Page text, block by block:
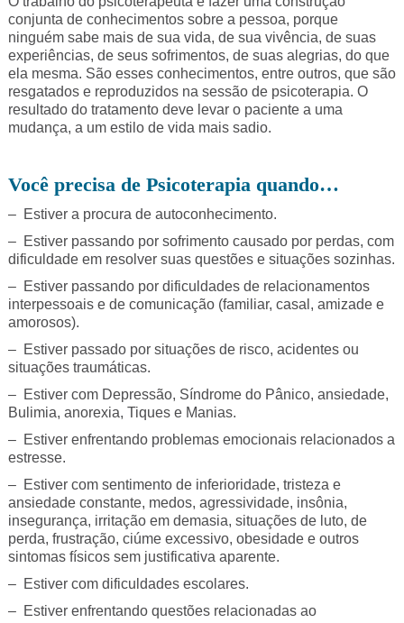
conjunta de conhecimentos sobre a pessoa, porque
ninguém sabe mais de sua vida, de sua vivência, de suas
experiências, de seus sofrimentos, de suas alegrias, do que
ela mesma. São esses conhecimentos, entre outros, que são
resgatados e reproduzidos na sessão de psicoterapia. O
resultado do tratamento deve levar o paciente a uma
mudança, a um estilo de vida mais sadio.
Você precisa de Psicoterapia quando…
– Estiver a procura de autoconhecimento.
– Estiver passando por sofrimento causado por perdas, com
dificuldade em resolver suas questões e situações sozinhas.
– Estiver passando por dificuldades de relacionamentos
interpessoais e de comunicação (familiar, casal, amizade e
amorosos).
– Estiver passado por situações de risco, acidentes ou
situações traumáticas.
– Estiver com Depressão, Síndrome do Pânico, ansiedade,
Bulimia, anorexia, Tiques e Manias.
– Estiver enfrentando problemas emocionais relacionados a
estresse.
– Estiver com sentimento de inferioridade, tristeza e
ansiedade constante, medos, agressividade, insônia,
insegurança, irritação em demasia, situações de luto, de
perda, frustração, ciúme excessivo, obesidade e outros
sintomas físicos sem justificativa aparente.
– Estiver com dificuldades escolares.
– Estiver enfrentando questões relacionadas ao